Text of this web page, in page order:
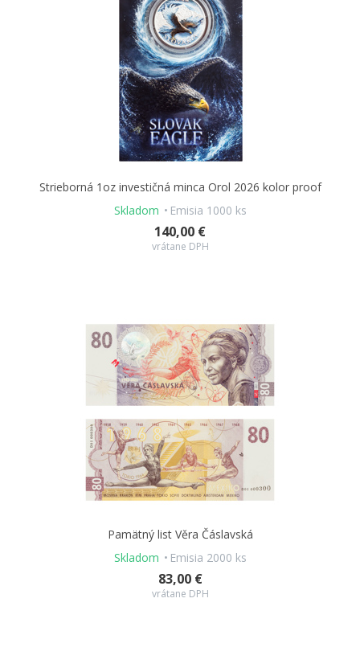
Strieborná 1oz investičná minca Orol 2026 kolor proof
Skladom
Emisia 1000 ks
140,00 €
vrátane DPH
Pamätný list Věra Čáslavská
Skladom
Emisia 2000 ks
83,00 €
vrátane DPH